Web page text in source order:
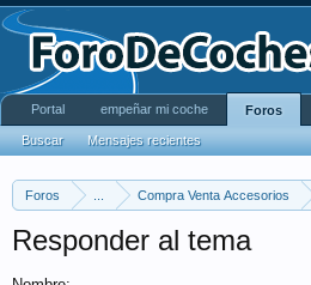
Foros Compra Venta Accesorios
Responder al tema
Portal empeñar mi coche Foros
Buscar Mensajes recientes